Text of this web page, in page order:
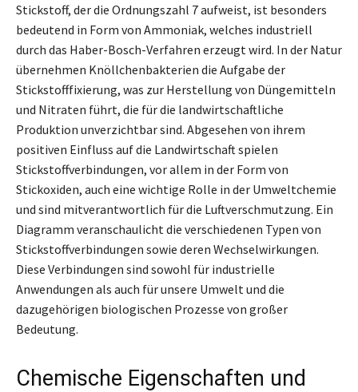
Stickstoff, der die Ordnungszahl 7 aufweist, ist besonders
bedeutend in Form von Ammoniak, welches industriell
durch das Haber-Bosch-Verfahren erzeugt wird. In der Natur
übernehmen Knöllchenbakterien die Aufgabe der
Stickstofffixierung, was zur Herstellung von Düngemitteln
und Nitraten führt, die für die landwirtschaftliche
Produktion unverzichtbar sind. Abgesehen von ihrem
positiven Einfluss auf die Landwirtschaft spielen
Stickstoffverbindungen, vor allem in der Form von
Stickoxiden, auch eine wichtige Rolle in der Umweltchemie
und sind mitverantwortlich für die Luftverschmutzung. Ein
Diagramm veranschaulicht die verschiedenen Typen von
Stickstoffverbindungen sowie deren Wechselwirkungen.
Diese Verbindungen sind sowohl für industrielle
Anwendungen als auch für unsere Umwelt und die
dazugehörigen biologischen Prozesse von großer
Bedeutung.
Chemische Eigenschaften und